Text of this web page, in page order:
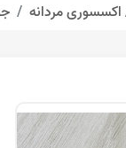
اکسسوری مردانه